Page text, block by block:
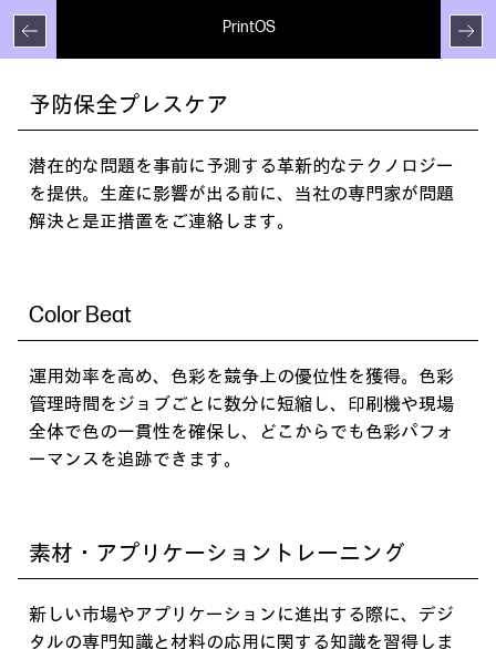
PrintOS
予防保全プレスケア
潜在的な問題を事前に予測する革新的なテクノロジー
を提供。生産に影響が出る前に、当社の専門家が問題
解決と是正措置をご連絡します。
Color Beat
運用効率を高め、色彩を競争上の優位性を獲得。色彩
管理時間をジョブごとに数分に短縮し、印刷機や現場
全体で色の一貫性を確保し、どこからでも色彩パフォ
ーマンスを追跡できます。
素材・アプリケーショントレーニング
新しい市場やアプリケーションに進出する際に、デジ
タルの専門知識と材料の応用に関する知識を習得しま